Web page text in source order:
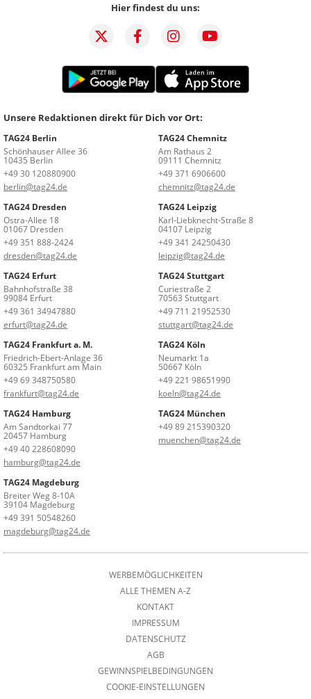
Hier findest du uns:
Unsere Redaktionen direkt für Dich vor Ort:
TAG24 Berlin
Schönhauser Allee 36
10435 Berlin
+49 30 120880900
berlin@tag24.de
TAG24 Chemnitz
Am Rathaus 2
09111 Chemnitz
+49 371 6906600
chemnitz@tag24.de
TAG24 Dresden
Ostra-Allee 18
01067 Dresden
+49 351 888-2424
dresden@tag24.de
TAG24 Leipzig
Karl-Liebknecht-Straße 8
04107 Leipzig
+49 341 24250430
leipzig@tag24.de
TAG24 Erfurt
Bahnhofstraße 38
99084 Erfurt
+49 361 34947880
erfurt@tag24.de
TAG24 Stuttgart
Curiestraße 2
70563 Stuttgart
+49 711 21952530
stuttgart@tag24.de
TAG24 Frankfurt a. M.
Friedrich-Ebert-Anlage 36
60325 Frankfurt am Main
+49 69 348750580
frankfurt@tag24.de
TAG24 Köln
Neumarkt 1a
50667 Köln
+49 221 98651990
koeln@tag24.de
TAG24 Hamburg
Am Sandtorkai 77
20457 Hamburg
+49 40 228608090
hamburg@tag24.de
TAG24 München
+49 89 215390320
muenchen@tag24.de
TAG24 Magdeburg
Breiter Weg 8-10A
39104 Magdeburg
+49 391 50548260
magdeburg@tag24.de
WERBEMÖGLICHKEITEN
ALLE THEMEN A-Z
KONTAKT
IMPRESSUM
DATENSCHUTZ
AGB
GEWINNSPIELBEDINGUNGEN
COOKIE-EINSTELLUNGEN